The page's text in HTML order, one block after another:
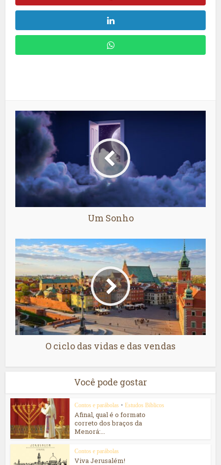
Um Sonho
O ciclo das vidas e das vendas
Você pode gostar
Contos e parábolas • Estudos Bíblicos
Afinal, qual é o formato
correto dos braços da
Menorá:...
Contos e parábolas
Viva Jerusalém!